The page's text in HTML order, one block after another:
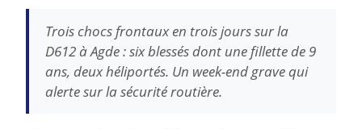
Trois chocs frontaux en trois jours sur la
D612 à Agde : six blessés dont une fillette de 9
ans, deux héliportés. Un week-end grave qui
alerte sur la sécurité routière.